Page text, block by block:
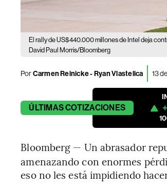
El rally de US$440.000 millones de Intel deja
David Paul Morris/Bloomberg
PorCarmen Reinicke - Ryan Vlastelica 13
ÚLTIMASCOTIZACIONES
Bloomberg — Un abrasador
amenazando con enormes
eso no les está impidiendo